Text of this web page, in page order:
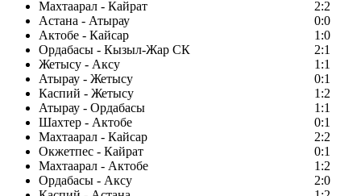
Махтаарал - Кайрат
2:2
Астана - Атырау
0:0
Актобе - Кайсар
1:0
Ордабасы - Кызыл-Жар СК
2:1
Жетысу - Аксу
1:1
Атырау - Жетысу
0:1
Каспий - Жетысу
1:2
Атырау - Ордабасы
1:1
Шахтер - Актобе
0:1
Махтаарал - Кайсар
2:2
Окжетпес - Кайрат
0:1
Махтаарал - Актобе
1:2
Ордабасы - Аксу
2:0